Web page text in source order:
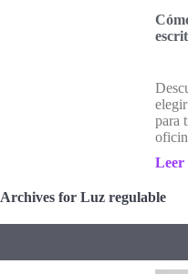
para
Leer
Archives for Luz regulable